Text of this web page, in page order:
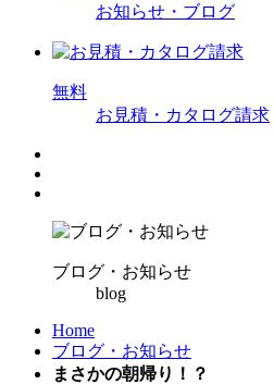
お知らせ・ブログ
無料
お見積・カタログ請求
ブログ・お知らせ
blog
Home
ブログ・お知らせ
まさかの朝帰り！？